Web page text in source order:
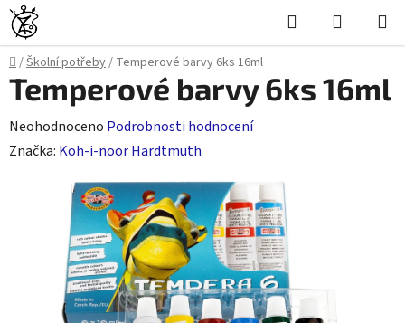
Přejít
na
obsah
Hledat
KOŠÍK
Domů
/Školní potřeby/ Temperové barvy 6ks 16ml
Temperové barvy 6ks 16ml
Průměrné
hodnocení
hvězdiček.
Neohodnoceno Podrobnosti hodnocení
Značka: Koh-i-noor Hardtmuth